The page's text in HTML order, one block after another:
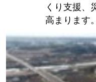
くり支援、
高まります。